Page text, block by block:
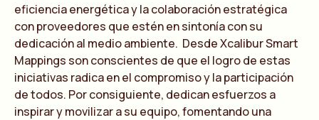
eficiencia energética y la colaboración estratégica
con proveedores que estén en sintonía con su
dedicación al medio ambiente. Desde Xcalibur Smart
Mappings son conscientes de que el logro de estas
iniciativas radica en el compromiso y la participación
de todos. Por consiguiente, dedican esfuerzos a
inspirar y movilizar a su equipo, fomentando una